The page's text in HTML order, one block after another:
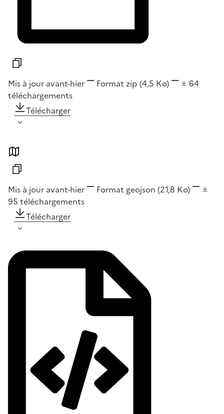
Mis à jour avant-hier Format zip (4,5 Ko)
64
téléchargements
Télécharger
Mis à jour avant-hier Format geojson (21,8 Ko)
95 téléchargements
Télécharger